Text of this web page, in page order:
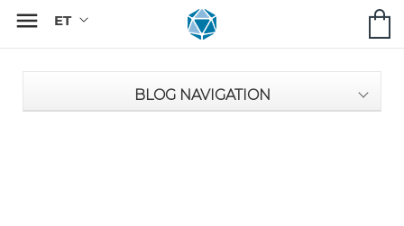

BLOG NAVIGATION